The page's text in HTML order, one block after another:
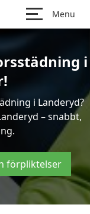
Menu
i
i Landeryd?
– snabbt,
förpliktelser